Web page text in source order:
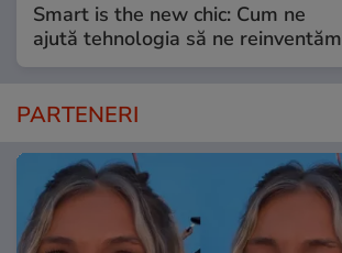
Smart is the new chic: Cum ne
ajută tehnologia să ne reinventăm
PARTENERI